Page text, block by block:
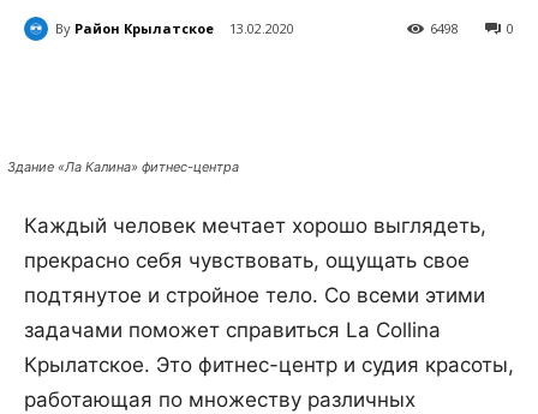
By Район Крылатское 13.02.2020 0
6498
Здание «Ла Калина» фитнес-центра
Каждый человек мечтает хорошо выглядеть,
прекрасно себя чувствовать, ощущать свое
подтянутое и стройное тело. Со всеми этими
задачами поможет справиться La Collina
Крылатское. Это фитнес-центр и судия красоты,
работающая по множеству различных